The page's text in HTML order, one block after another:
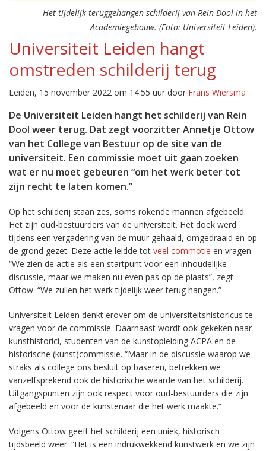
Het tijdelijk teruggehangen schilderij van Rein Dool in het
Academiegebouw. (Foto: Universiteit Leiden).
Universiteit Leiden hangt
omstreden schilderij terug
Leiden, 15 november 2022 om 14:55 uur door Frans Wiersma
De Universiteit Leiden hangt het schilderij van Rein
Dool weer terug. Dat zegt voorzitter Annetje Ottow
van het College van Bestuur op de site van de
universiteit. Een commissie moet uit gaan zoeken
wat er nu moet gebeuren “om het werk beter tot
zijn recht te laten komen.”
Op het schilderij staan zes, soms rokende mannen afgebeeld.
Het zijn oud-bestuurders van de universiteit. Het doek werd
tijdens een vergadering van de muur gehaald, omgedraaid en op
de grond gezet. Deze actie leidde tot veel commotie en vragen.
“We zien de actie als een startpunt voor een inhoudelijke
discussie, maar we maken nu even pas op de plaats”, zegt
Ottow. “We zullen het werk tijdelijk weer terug hangen.”
Universiteit Leiden denkt erover om de universiteitshistoricus te
vragen voor de commissie. Daarnaast wordt ook gekeken naar
kunsthistorici, studenten van de kunstopleiding ACPA en de
historische (kunst)commissie. “Maar in de discussie waarop we
straks als college ons besluit op baseren, betrekken we
vanzelfsprekend ook de historische waarde van het schilderij.
Uitgangspunten zijn ook respect voor oud-bestuurders die zijn
afgebeeld en voor de kunstenaar die het werk maakte.”
Volgens Ottow geeft het schilderij een uniek, historisch
tijdsbeeld weer. “Het is een indrukwekkend kunstwerk en we zijn